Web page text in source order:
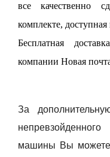
все качественно
комплекте,
Бесплатная
компании Новая
За
машины Вы можете